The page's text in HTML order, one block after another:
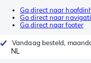
Ga direct naar
Ga direct naar
Ga direct naar footer
Vandaag besteld,
NL